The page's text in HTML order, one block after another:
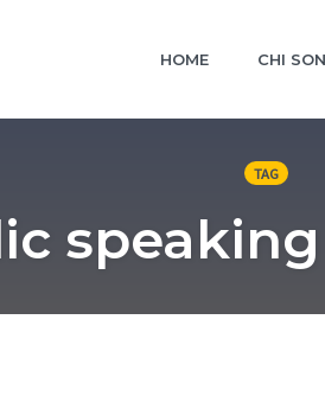
HOME CHI
TAG